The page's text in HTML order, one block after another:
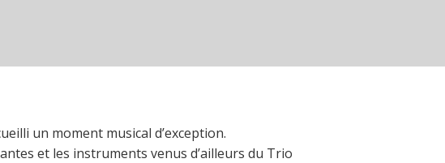
un moment musical d’exception.
et les instruments venus d’ailleurs du Trio